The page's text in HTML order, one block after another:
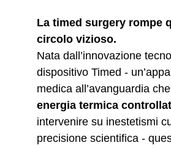
La timed surgery rompe
circolo vizioso.
Nata dall’innovazione
dispositivo Timed -
medica all’avanguardia
energia termica
intervenire su inestetismi
precisione scientifica -